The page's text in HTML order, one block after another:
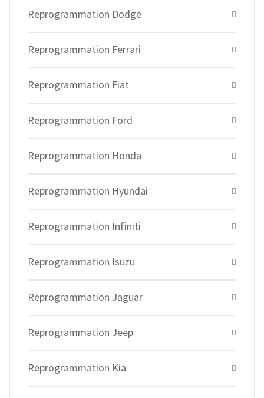
Reprogrammation Dodge
Reprogrammation Ferrari
Reprogrammation Fiat
Reprogrammation Ford
Reprogrammation Honda
Reprogrammation Hyundai
Reprogrammation Infiniti
Reprogrammation Isuzu
Reprogrammation Jaguar
Reprogrammation Jeep
Reprogrammation Kia